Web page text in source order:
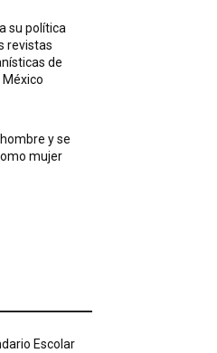
su política
revistas
de
y se
mujer
Escolar